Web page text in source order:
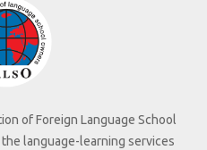
of Foreign Language School
language-learning services